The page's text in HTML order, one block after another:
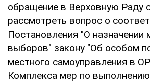
обращение в Верховную Раду
рассмотреть вопрос о
Постановления "О назначении
выборов" закону "Об особом
местного самоуправления в
Комплекса мер по